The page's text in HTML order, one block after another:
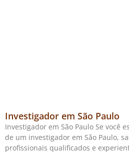
Investigador em São Paulo
Investigador em São Paulo Se você
de um investigador em São Paulo,
profissionais qualificados e